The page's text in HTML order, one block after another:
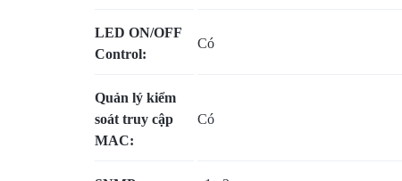
LED ON/OFF
Control:
Có
Quản lý kiểm
soát truy cập
MAC:
Có